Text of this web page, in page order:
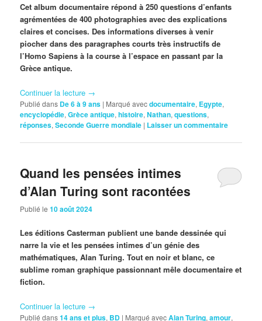
Cet album documentaire répond à 250 questions d’enfants
agrémentées de 400 photographies avec des explications
claires et concises. Des informations diverses à venir
piocher dans des paragraphes courts très instructifs de
l’Homo Sapiens à la course à l’espace en passant par la
Grèce antique.
Continuer la lecture →
Publié dans De 6 à 9 ans | Marqué avecdocumentaire, Egypte,
encyclopédie,Grèce antique,histoire,Nathan,questions,
réponses,Seconde Guerre mondiale | Laisser un commentaire
Quand les pensées intimes
d’Alan Turing sont racontées
Publié le10 août 2024
Les éditions Casterman publient une bande dessinée qui
narre la vie et les pensées intimes d’un génie des
mathématiques, Alan Turing. Tout en noir et blanc, ce
sublime roman graphique passionnant mêle documentaire et
fiction.
Continuer la lecture →
Publié dans14 ans et plus, BD | Marqué avecAlan Turing,amour,